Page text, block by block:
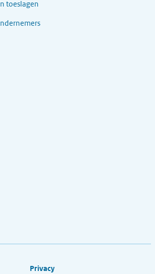
toeslagen
Privacy